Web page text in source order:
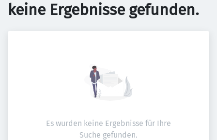
keine Ergebnisse gefunden.
Es wurden keine Ergebnisse für Ihre
Suche gefunden.